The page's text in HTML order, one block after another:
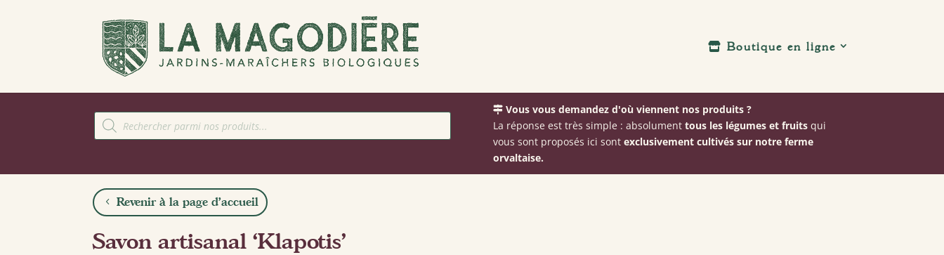
Boutique en ligne
Recherche
de
produits
Vous vous demandez d'où viennent nos produits ?
La réponse est très simple : absolument tous les légumes et fruitsqui
vous sont proposés ici sont exclusivement cultivés sur notre ferme
orvaltaise.
Revenir à la page d'accueil
Savon artisanal ‘Klapotis’